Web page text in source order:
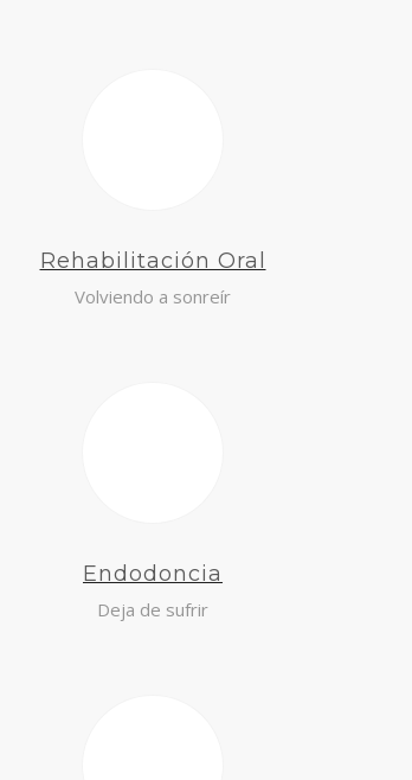
Rehabilitación Oral
Volviendo a sonreír
Endodoncia
Deja de sufrir